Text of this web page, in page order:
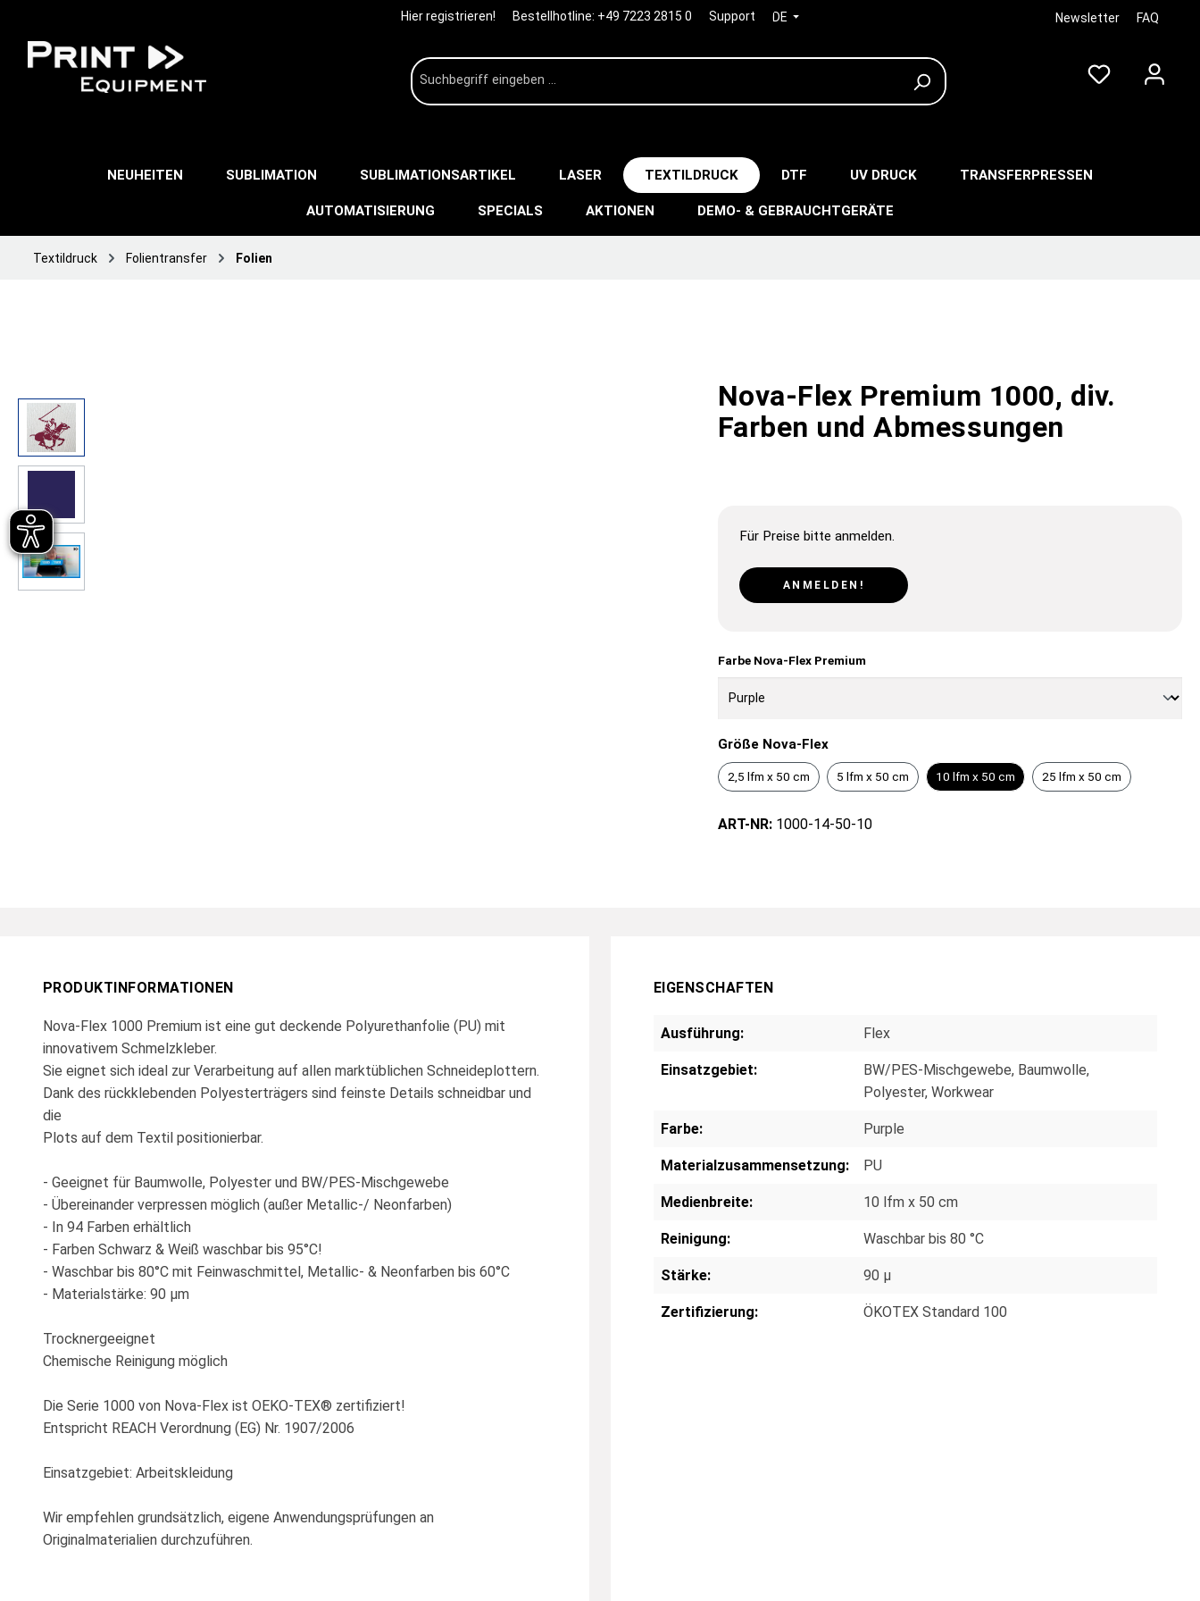
Hier registrieren! Bestellhotline: +49 7223 2815 0 Support DE Newsletter FAQ
NEUHEITEN SUBLIMATION SUBLIMATIONSARTIKEL LASER TEXTILDRUCK DTF UV DRUCK TRANSFERPRESSEN
AUTOMATISIERUNG SPECIALS AKTIONEN DEMO- & GEBRAUCHTGERÄTE
Textildruck Folientransfer Folien
Nova-Flex Premium 1000, div.
Farben und Abmessungen
Für Preise bitte anmelden.
ANMELDEN!
Farbe Nova-Flex Premium
Größe Nova-Flex
2,5 lfm x 50 cm 5 lfm x 50 cm 10 lfm x 50 cm 25 lfm x 50 cm
ART-NR: 1000-14-50-10
PRODUKTINFORMATIONEN
Nova-Flex 1000 Premium ist eine gut deckende Polyurethanfolie (PU) mit
innovativem Schmelzkleber.
Sie eignet sich ideal zur Verarbeitung auf allen marktüblichen Schneideplottern.
Dank des rückklebenden Polyesterträgers sind feinste Details schneidbar und
die
Plots auf dem Textil positionierbar.
- Geeignet für Baumwolle, Polyester und BW/PES-Mischgewebe
- Übereinander verpressen möglich (außer Metallic-/ Neonfarben)
- In 94 Farben erhältlich
- Farben Schwarz & Weiß waschbar bis 95°C!
- Waschbar bis 80°C mit Feinwaschmittel, Metallic- & Neonfarben bis 60°C
- Materialstärke: 90 µm
Trocknergeeignet
Chemische Reinigung möglich
Die Serie 1000 von Nova-Flex ist OEKO-TEX® zertifiziert!
Entspricht REACH Verordnung (EG) Nr. 1907/2006
Einsatzgebiet: Arbeitskleidung
Wir empfehlen grundsätzlich, eigene Anwendungsprüfungen an
Originalmaterialien durchzuführen.
EIGENSCHAFTEN
Ausführung: Flex
Einsatzgebiet: BW/PES-Mischgewebe, Baumwolle,
Polyester, Workwear
Farbe: Purple
Materialzusammensetzung: PU
Medienbreite: 10 lfm x 50 cm
Reinigung: Waschbar bis 80 °C
Stärke: 90 µ
Zertifizierung: ÖKOTEX Standard 100